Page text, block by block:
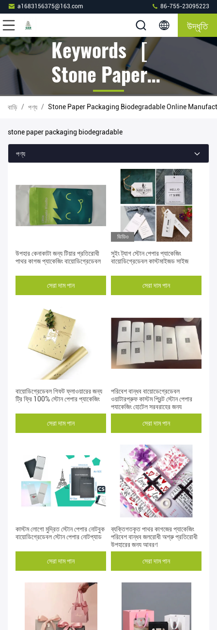
a1683156375@163.com 86-755-23095223
উদ্ধৃতি
Keywords [
Stone Paper
Packaging
Biodegradable
] Match 158
পণ্য
বাড়ি / পণ্য / Stone Paper Packaging Biodegradable Online
stone paper packaging biodegradable
পণ্য
উপহার কেনাকাটা জন্য টিয়ার প্রতিরোধী
পাথর কাগজ প্যাকেজিং বায়োডিগ্রেডেবল
সেরা দাম পান
ভিডিও
সুইং ট্যাগ স্টোন পেপার প্যাকেজিং
বায়োডিগ্রেডেবল কাস্টমাইজড সাইজ
সেরা দাম পান
বায়োডিগ্রেডেবল গিফট ফ্লাওয়ারের জন্য
ট্রি ফ্রি 100% স্টোন পেপার প্যাকেজিং
সেরা দাম পান
পরিবেশ বান্ধব বায়োডেগ্রেডেবল
ওয়াটারপ্রুফ কাস্টম প্রিন্ট স্টোন পেপার
প্যাকেজিং হোটেল সরবরাহের জন্য
সেরা দাম পান
কাস্টম লোগো মুদ্রিত স্টোন পেপার নোটবুক
বায়োডিগ্রেডেবল স্টোন পেপার নোটপ্যাড
সেরা দাম পান
ব্যক্তিগতকৃত পাথর কাগজের প্যাকেজিং
পরিবেশ বান্ধব জলরোধী অশ্রু প্রতিরোধী
উপহারের জন্য আবরণ
সেরা দাম পান